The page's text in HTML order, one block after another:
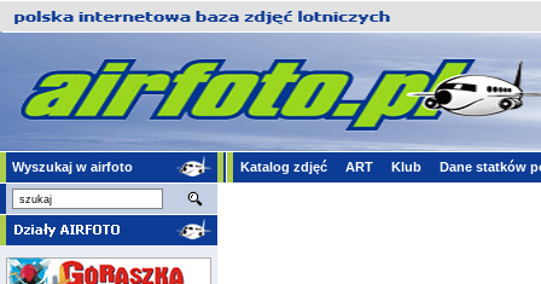
Wyszukaj w airfoto Katalog zdjęć ART Klub Dane statków